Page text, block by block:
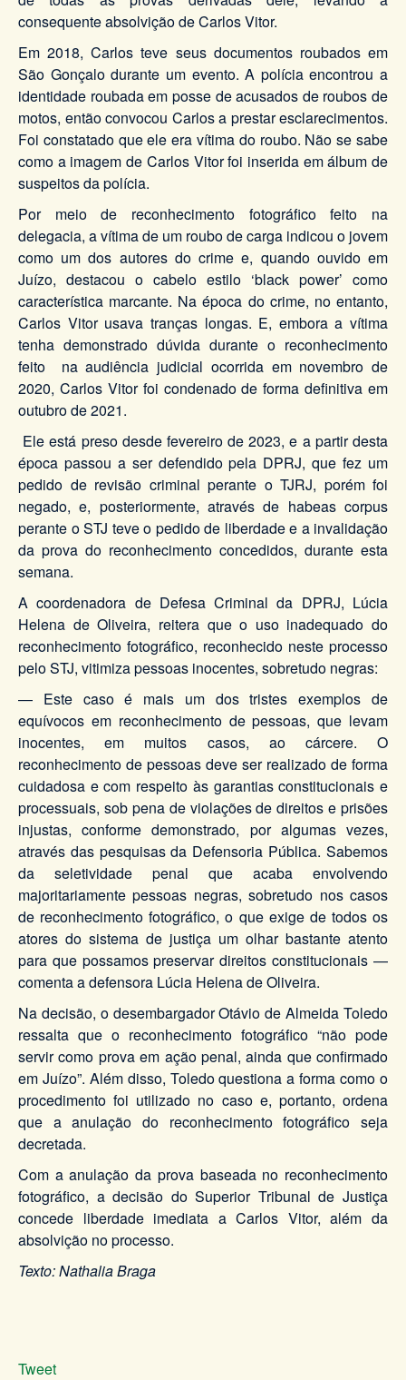
consequente absolvição de Carlos Vitor.
Em 2018, Carlos teve seus documentos roubados em
São Gonçalo durante um evento. A polícia encontrou a
identidade roubada em posse de acusados de roubos de
motos, então convocou Carlos a prestar esclarecimentos.
Foi constatado que ele era vítima do roubo. Não se sabe
como a imagem de Carlos Vitor foi inserida em álbum de
suspeitos da polícia.
Por meio de reconhecimento fotográfico feito na
delegacia, a vítima de um roubo de carga indicou o jovem
como um dos autores do crime e, quando ouvido em
Juízo, destacou o cabelo estilo ‘black power’ como
característica marcante. Na época do crime, no entanto,
Carlos Vitor usava tranças longas. E, embora a vítima
tenha demonstrado dúvida durante o reconhecimento
feito na audiência judicial ocorrida em novembro de
2020, Carlos Vitor foi condenado de forma definitiva em
outubro de 2021.
Ele está preso desde fevereiro de 2023, e a partir desta
época passou a ser defendido pela DPRJ, que fez um
pedido de revisão criminal perante o TJRJ, porém foi
negado, e, posteriormente, através de habeas corpus
perante o STJ teve o pedido de liberdade e a invalidação
da prova do reconhecimento concedidos, durante esta
semana.
A coordenadora de Defesa Criminal da DPRJ, Lúcia
Helena de Oliveira, reitera que o uso inadequado do
reconhecimento fotográfico, reconhecido neste processo
pelo STJ, vitimiza pessoas inocentes, sobretudo negras:
— Este caso é mais um dos tristes exemplos de
equívocos em reconhecimento de pessoas, que levam
inocentes, em muitos casos, ao cárcere. O
reconhecimento de pessoas deve ser realizado de forma
cuidadosa e com respeito às garantias constitucionais e
processuais, sob pena de violações de direitos e prisões
injustas, conforme demonstrado, por algumas vezes,
através das pesquisas da Defensoria Pública. Sabemos
da seletividade penal que acaba envolvendo
majoritariamente pessoas negras, sobretudo nos casos
de reconhecimento fotográfico, o que exige de todos os
atores do sistema de justiça um olhar bastante atento
para que possamos preservar direitos constitucionais —
comenta a defensora Lúcia Helena de Oliveira.
Na decisão, o desembargador Otávio de Almeida Toledo
ressalta que o reconhecimento fotográfico “não pode
servir como prova em ação penal, ainda que confirmado
em Juízo”. Além disso, Toledo questiona a forma como o
procedimento foi utilizado no caso e, portanto, ordena
que a anulação do reconhecimento fotográfico seja
decretada.
Com a anulação da prova baseada no reconhecimento
fotográfico, a decisão do Superior Tribunal de Justiça
concede liberdade imediata a Carlos Vitor, além da
absolvição no processo.
Texto: Nathalia Braga
Tweet